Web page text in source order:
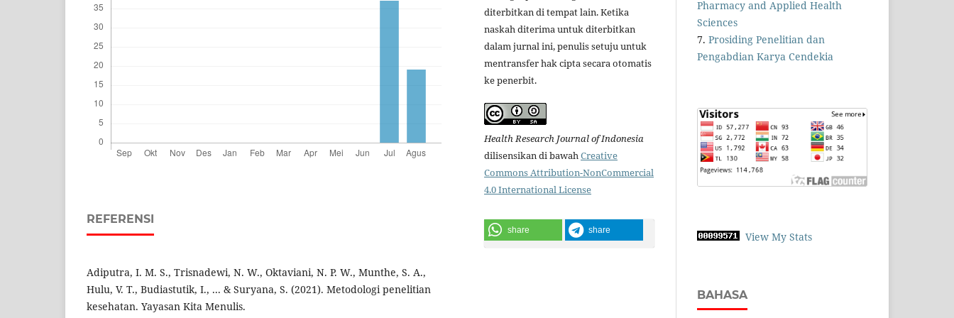
REFERENSI
Adiputra, I. M. S., Trisnadewi, N. W., Oktaviani, N. P. W., Munthe, S. A.,
Hulu, V. T., Budiastutik, I., ... & Suryana, S. (2021). Metodologi penelitian
kesehatan. Yayasan Kita Menulis.
diterbitkan di tempat lain. Ketika
naskah diterima untuk diterbitkan
dalam jurnal ini, penulis setuju untuk
mentransfer hak cipta secara otomatis
ke penerbit.
Health Research Journal of Indonesia
dilisensikan di bawahCreative
Commons Attribution-NonCommercial
4.0 International License
share share
Pharmacy and Applied Health
Sciences
7. Prosiding Penelitian dan
Pengabdian Karya Cendekia
View My Stats
BAHASA